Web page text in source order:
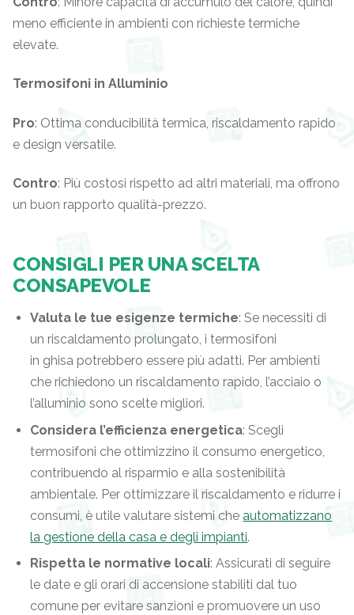
meno efficiente in ambienti con richieste termiche
elevate.
Termosifoni in Alluminio
Pro: Ottima conducibilità termica, riscaldamento rapido
e design versatile.
Contro: Più costosi rispetto ad altri materiali, ma offrono
un buon rapporto qualità-prezzo.
CONSIGLI PER UNA SCELTA
CONSAPEVOLE
Valuta le tue esigenze termiche: Se necessiti di
un riscaldamento prolungato, i termosifoni
in ghisa potrebbero essere più adatti. Per ambienti
che richiedono un riscaldamento rapido, l’acciaio o
l’alluminio sono scelte migliori.
Considera l’efficienza energetica: Scegli
termosifoni che ottimizzino il consumo energetico,
contribuendo al risparmio e alla sostenibilità
ambientale. Per ottimizzare il riscaldamento e ridurre i
consumi, è utile valutare sistemi cheautomatizzano
la gestione della casa e degli impianti.
Rispetta le normative locali: Assicurati di seguire
le date e gli orari di accensione stabiliti dal tuo
comune per evitare sanzioni e promuovere un uso